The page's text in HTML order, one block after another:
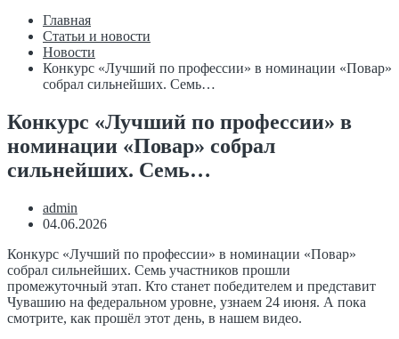
Главная
Статьи и новости
Новости
Конкурс «Лучший по профессии» в номинации «Повар»
собрал сильнейших. Семь…
Конкурс «Лучший по профессии» в
номинации «Повар» собрал
сильнейших. Семь…
admin
04.06.2026
Конкурс «Лучший по профессии» в номинации «Повар»
собрал сильнейших. Семь участников прошли
промежуточный этап. Кто станет победителем и представит
Чувашию на федеральном уровне, узнаем 24 июня. А пока
смотрите, как прошёл этот день, в нашем видео.